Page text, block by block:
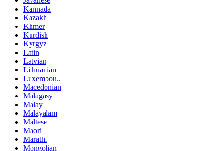
Kannada
Kazakh
Khmer
Kurdish
Kyrgyz
Latin
Latvian
Lithuanian
Luxembou..
Macedonian
Malagasy
Malay
Malayalam
Maltese
Maori
Marathi
Mongolian